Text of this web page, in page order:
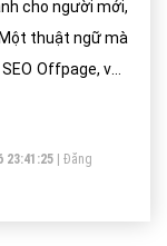
cho người mới,
thuật ngữ mà
Offpage, vậy
23:41:25
Đăng